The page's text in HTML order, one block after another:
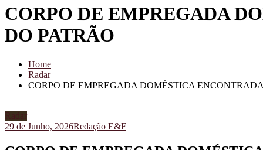
CORPO DE EMPREGADA
DO PATRÃO
Home
Radar
CORPO DE EMPREGADA DOMÉSTICA
Radar
29 de Junho, 2026Redação E&F